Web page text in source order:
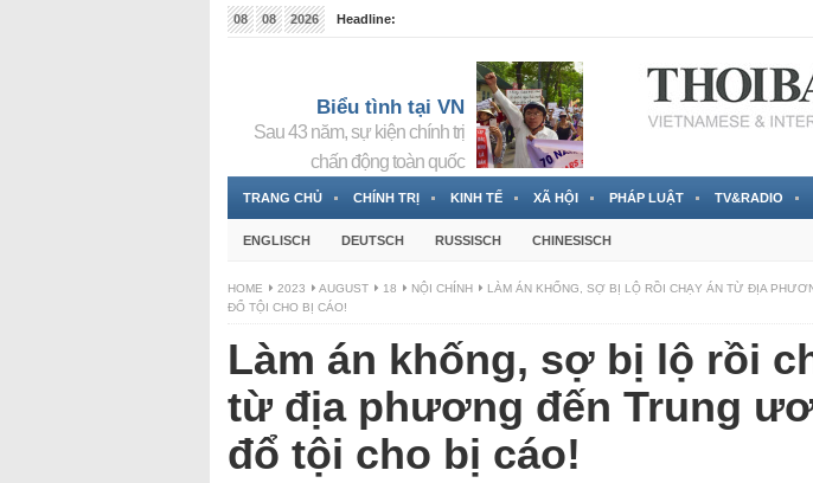
08 08 2026
Headline:
Biểu tình tại VN
Sau 43 năm, sự kiện chính trị
chấn động toàn quốc
TRANG CHỦ CHÍNH TRỊ KINH TẾ XÃ HỘI PHÁP LUẬT TV&RADIO
ENGLISCH DEUTSCH RUSSISCH CHINESISCH
HOME 2023 AUGUST 18 NỘI CHÍNH
LÀM ÁN KHỐNG, SỢ BỊ LỘ RỒI CHẠY ÁN TỪ ĐỊA
ĐỔ TỘI CHO BỊ CÁO!
Làm án khống, sợ bị lộ rồi
từ địa phương đến Trung
đổ tội cho bị cáo!